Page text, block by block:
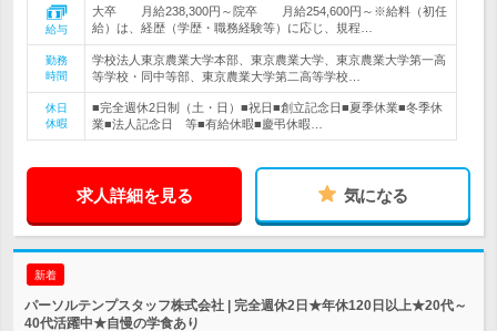
給与
大卒 月給238,300円～院卒 月給254,600円～※給料（初任
給）は、経歴（学歴・職務経験等）に応じ、規程…
勤務
時間
学校法人東京農業大学本部、東京農業大学、東京農業大学第一高
等学校・同中等部、東京農業大学第二高等学校…
休日
休暇
■完全週休2日制（土・日）■祝日■創立記念日■夏季休業■冬季休
業■法人記念日 等■有給休暇■慶弔休暇…
求人詳細を見る 気になる
新着
パーソルテンプスタッフ株式会社 | 完全週休2日★年休120日以上★20代～
40代活躍中★自慢の学食あり